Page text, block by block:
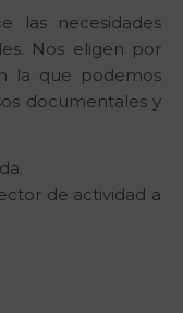
las necesidades
Nos eligen por
la que podemos
documentales y
de actividad a